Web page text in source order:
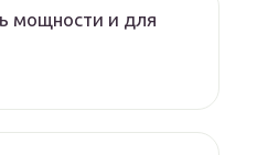
мощности и для